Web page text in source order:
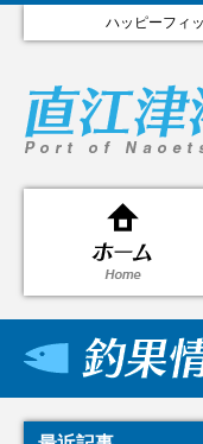
ハッピーフィ